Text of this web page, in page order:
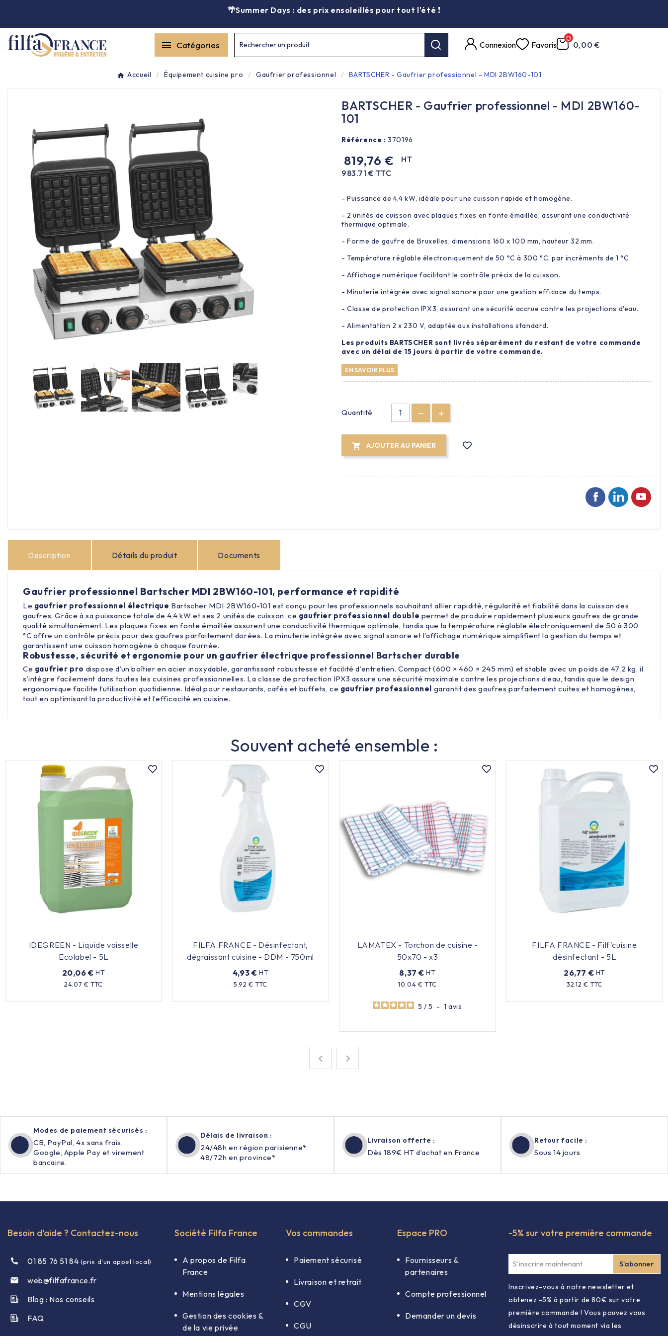
🌴Summer Days : des prix ensoleillés pour tout l'été !
 Catégories
Entretien général
Produit ouate
Produit d'accueil 
Hygiène mains
Alimentaire & jetable 
Équipement cuisine pro 
PROMOTION
Les nouveaux produits
Rechercher un produit Connexion Favoris
0
0,00 €
Accueil Équipement cuisine pro Gaufrier professionnel BARTSCHER - Gaufrier professionnel - MDI 2BW160-101
BARTSCHER - Gaufrier professionnel - MDI 2BW160-
101
Référence : 370196
819,76 €
HT
983.71 € TTC
- Puissance de 4,4 kW, idéale pour une cuisson rapide et homogène.
- 2 unités de cuisson avec plaques fixes en fonte émaillée, assurant une conductivité
thermique optimale.
- Forme de gaufre de Bruxelles, dimensions 160 x 100 mm, hauteur 32 mm.
- Température réglable électroniquement de 50 °C à 300 °C, par incréments de 1 °C.
- Affichage numérique facilitant le contrôle précis de la cuisson.
- Minuterie intégrée avec signal sonore pour une gestion efficace du temps.
- Classe de protection IPX3, assurant une sécurité accrue contre les projections d'eau.
- Alimentation 2 x 230 V, adaptée aux installations standard.
Les produits BARTSCHER sont livrés séparément du restant de votre commande
avec un délai de 15 jours à partir de votre commande.
EN SAVOIR PLUS
Quantité
 AJOUTER AU PANIER
Description Détails du produit Documents
Gaufrier professionnel Bartscher MDI 2BW160-101, performance et rapidité
Le gaufrier professionnel électrique Bartscher MDI 2BW160-101 est conçu pour les professionnels souhaitant allier rapidité, régularité et fiabilité dans la cuisson des
gaufres. Grâce à sa puissance totale de 4,4 kW et ses 2 unités de cuisson, ce gaufrier professionnel double permet de produire rapidement plusieurs gaufres de grande
qualité simultanément. Les plaques fixes en fonte émaillée assurent une conductivité thermique optimale, tandis que la température réglable électroniquement de 50 à 300
°C offre un contrôle précis pour des gaufres parfaitement dorées. La minuterie intégrée avec signal sonore et l’affichage numérique simplifient la gestion du temps et
garantissent une cuisson homogène à chaque fournée.
Robustesse, sécurité et ergonomie pour un gaufrier électrique professionnel Bartscher durable
Ce gaufrier pro dispose d’un boîtier en acier inoxydable, garantissant robustesse et facilité d’entretien. Compact (600 × 460 × 245 mm) et stable avec un poids de 47,2 kg, il
s’intègre facilement dans toutes les cuisines professionnelles. La classe de protection IPX3 assure une sécurité maximale contre les projections d’eau, tandis que le design
ergonomique facilite l’utilisation quotidienne. Idéal pour restaurants, cafés et buffets, ce gaufrier professionnel garantit des gaufres parfaitement cuites et homogènes,
tout en optimisant la productivité et l’efficacité en cuisine.
Souvent acheté ensemble :
IDEGREEN - Liquide vaisselle
Ecolabel - 5L
20,06 € HT
24.07 € TTC
Prix
FILFA FRANCE - Désinfectant,
dégraissant cuisine - DDM - 750ml
4,93 € HT
5.92 € TTC
Prix
LAMATEX - Torchon de cuisine -
50x70 - x3
8,37 € HT
10.04 € TTC
5 / 5 - 1avis
FILFA FRANCE - Filf'cuisine
désinfectant - 5L
26,77 € HT
32.12 € TTC
Prix
 
Modes de paiement sécurisés :
CB, PayPal, 4x sans frais,
Google, Apple Pay et virement
bancaire.
Délais de livraison :
24/48h en région parisienne*
48/72h en province*
Livraison offerte :
Dès 189€ HT d’achat en France
Retour facile :
Sous 14 jours
Besoin d’aide ? Contactez-nous
01 85 76 51 84 (prix d'un appel local)

web@filfafrance.fr
Blog : Nos conseils​
FAQ​
Société Filfa France
A propos de Filfa
France
Mentions légales
Gestion des cookies &
de la vie privée
Vos commandes
Paiement sécurisé
Livraison et retrait
CGV
CGU
Espace PRO
Fournisseurs &
partenaires
Compte professionnel
Demander un devis
-5% sur votre première commande
Inscrivez-vous à notre newsletter et
obtenez -5% à partir de 80€ sur votre
première commande ! Vous pouvez vous
désinscrire à tout moment via les